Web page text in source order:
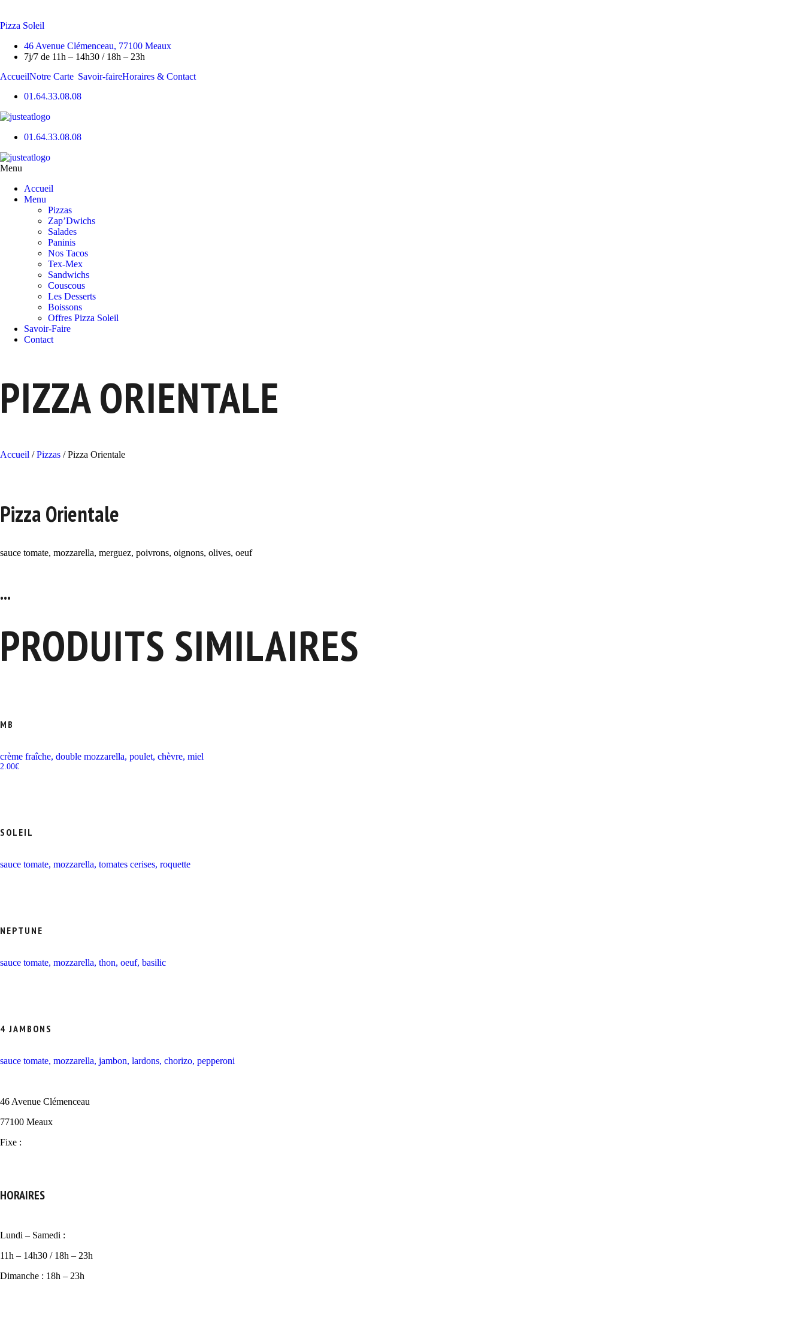
content
Pizza Soleil
46 Avenue Clémenceau, 77100 Meaux
7j/7 de 11h – 14h30 / 18h – 23h
AccueilNotre Carte Savoir-faireHoraires & Contact
01.64.33.08.08
01.64.33.08.08
Menu
Accueil
Menu
Pizzas
Zap’Dwichs
Salades
Paninis
Nos Tacos
Tex-Mex
Sandwichs
Couscous
Les Desserts
Boissons
Offres Pizza Soleil
Savoir-Faire
Contact
PIZZA ORIENTALE
Accueil /Pizzas /Pizza Orientale
Pizza Orientale
sauce tomate, mozzarella, merguez, poivrons, oignons, olives, oeuf
...
PRODUITS SIMILAIRES
MB
crème fraîche, double mozzarella, poulet, chèvre, miel
2.00€
SOLEIL
sauce tomate, mozzarella, tomates cerises, roquette
NEPTUNE
sauce tomate, mozzarella, thon, oeuf, basilic
4 JAMBONS
sauce tomate, mozzarella, jambon, lardons, chorizo, pepperoni
46 Avenue Clémenceau
77100 Meaux
Fixe :
HORAIRES
Lundi – Samedi :
11h – 14h30 / 18h – 23h
Dimanche : 18h – 23h